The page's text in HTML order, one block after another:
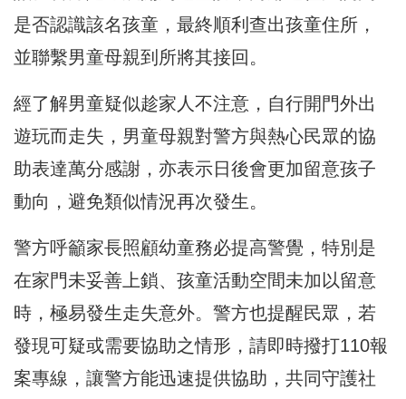
是否認識該名孩童，最終順利查出孩童住所，
並聯繫男童母親到所將其接回。
經了解男童疑似趁家人不注意，自行開門外出
遊玩而走失，男童母親對警方與熱心民眾的協
助表達萬分感謝，亦表示日後會更加留意孩子
動向，避免類似情況再次發生。
警方呼籲家長照顧幼童務必提高警覺，特別是
在家門未妥善上鎖、孩童活動空間未加以留意
時，極易發生走失意外。警方也提醒民眾，若
發現可疑或需要協助之情形，請即時撥打110報
案專線，讓警方能迅速提供協助，共同守護社